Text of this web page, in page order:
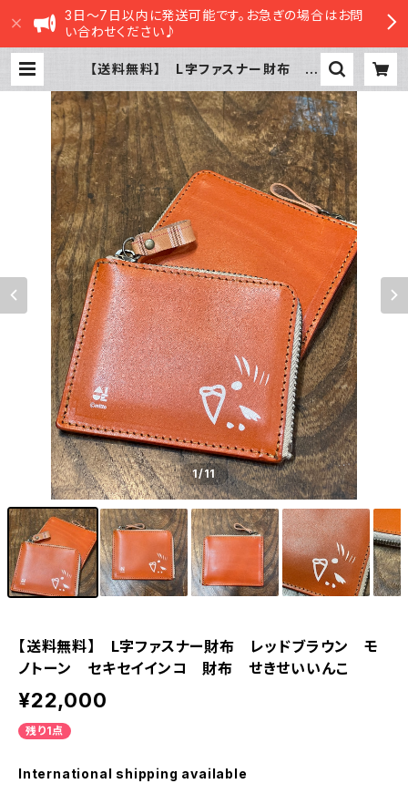
3日～7日以内に発送可能です。お急ぎの場合はお問
い合わせください♪
【送料無料】 L字ファスナー財布 レ
インコ 財布 せきせいいんこ | sas
atte STORE|ささってストア
1/11
【送料無料】 L字ファスナー財布 レッドブラウン モ
ノトーン セキセイインコ 財布 せきせいいんこ
¥22,000
残り1点
International shipping available